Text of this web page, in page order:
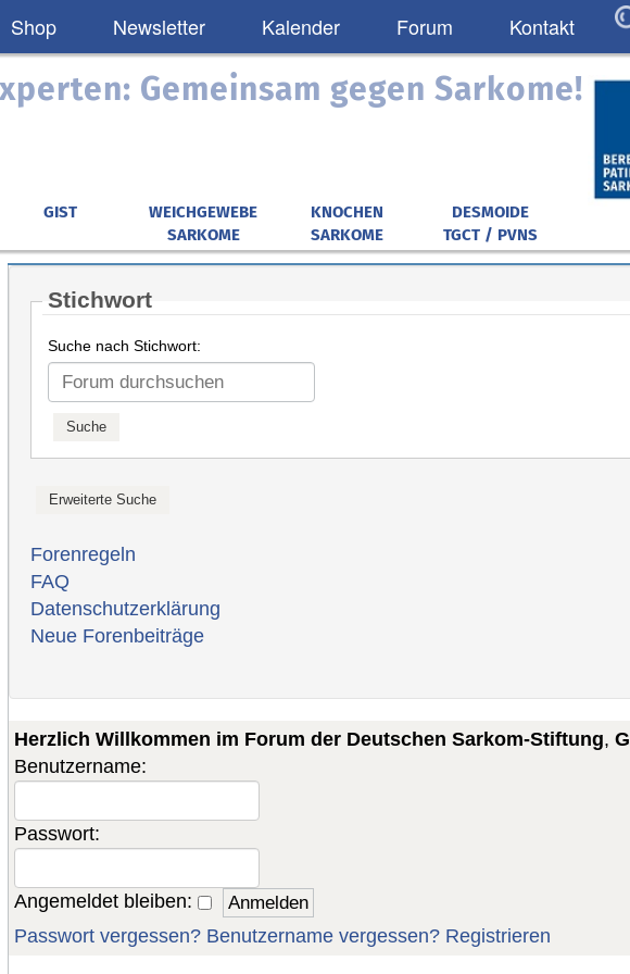
Shop Newsletter Kalender Forum Kontakt
Gemeinsam gegen Sarkome!
GIST
WEICHGEWEBE
SARKOME
KNOCHEN
SARKOME
DESMOIDE
TGCT / PVNS
Stichwort
Suche nach Stichwort:
Forenregeln
FAQ
Datenschutzerklärung
Neue Forenbeiträge
Herzlich Willkommen im Forum der Deutschen Sarkom-Stiftung,
Benutzername:
Passwort:
Angemeldet bleiben:
Passwort vergessen? Benutzername vergessen? Registrieren